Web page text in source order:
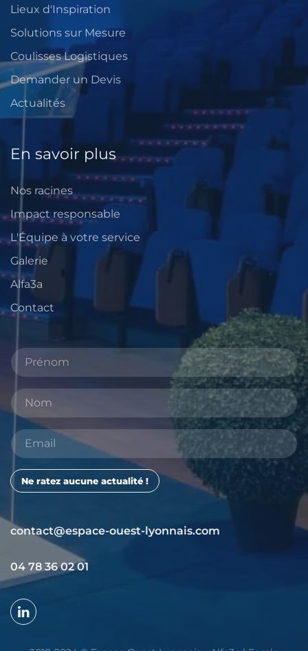
Lieux d'Inspiration
Solutions sur Mesure
Coulisses Logistiques
Demander un Devis
Actualités
En savoir plus
Nos racines
Impact responsable
L'Équipe à votre service
Galerie
Alfa3a
Contact
Ne ratez aucune actualité !
contact@espace-ouest-lyonnais.com
04 78 36 02 01